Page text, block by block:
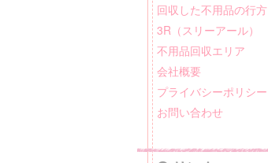
回収した不用品の行方
3R（スリーアール）
不用品回収エリア
会社概要
プライバシーポリシー
お問い合わせ